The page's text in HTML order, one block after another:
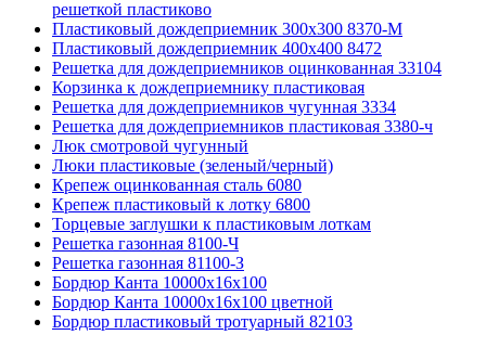
решеткой пластиково
Пластиковый дождеприемник 300x300 8370-М
Пластиковый дождеприемник 400x400 8472
Решетка для дождеприемников оцинкованная 33104
Корзинка к дождеприемнику пластиковая
Решетка для дождеприемников чугунная 3334
Решетка для дождеприемников пластиковая 3380-ч
Люк смотровой чугунный
Люки пластиковые (зеленый/черный)
Крепеж оцинкованная сталь 6080
Крепеж пластиковый к лотку 6800
Торцевые заглушки к пластиковым лоткам
Решетка газонная 8100-Ч
Решетка газонная 81100-З
Бордюр Канта 10000x16x100
Бордюр Канта 10000x16x100 цветной
Бордюр пластиковый тротуарный 82103